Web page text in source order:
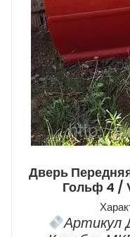
Дверь
Гольф 4 /
Артикул